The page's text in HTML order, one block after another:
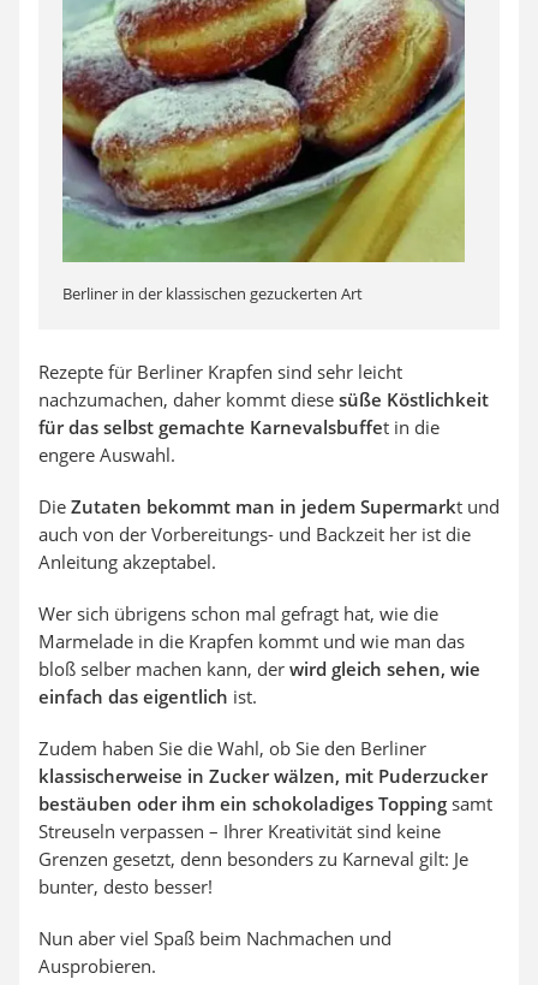
Berliner in der klassischen gezuckerten Art
Rezepte für Berliner Krapfen sind sehr leicht
nachzumachen, daher kommt diese süße Köstlichkeit
für das selbst gemachte Karnevalsbuffet in die
engere Auswahl.
Die Zutaten bekommt man in jedem Supermarkt und
auch von der Vorbereitungs- und Backzeit her ist die
Anleitung akzeptabel.
Wer sich übrigens schon mal gefragt hat, wie die
Marmelade in die Krapfen kommt und wie man das
bloß selber machen kann, der wird gleich sehen, wie
einfach das eigentlich ist.
Zudem haben Sie die Wahl, ob Sie den Berliner
klassischerweise in Zucker wälzen, mit Puderzucker
bestäuben oder ihm ein schokoladiges Topping samt
Streuseln verpassen – Ihrer Kreativität sind keine
Grenzen gesetzt, denn besonders zu Karneval gilt: Je
bunter, desto besser!
Nun aber viel Spaß beim Nachmachen und
Ausprobieren.